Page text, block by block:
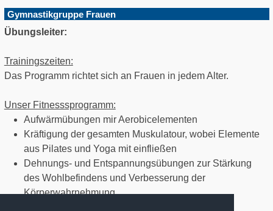
Gymnastikgruppe Frauen
Übungsleiter:
Trainingszeiten:
Das Programm richtet sich an Frauen in jedem Alter.
Unser Fitnesssprogramm:
Aufwärmübungen mir Aerobicelementen
Kräftigung der gesamten Muskulatour, wobei Elemente
aus Pilates und Yoga mit einfließen
Dehnungs- und Entspannungsübungen zur Stärkung
des Wohlbefindens und Verbesserung der
Körperwahrnehmung.